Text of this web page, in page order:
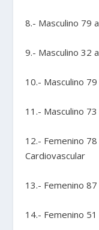
8.- Masculino 79
9.- Masculino 32
10.- Masculino
11.- Masculino
12.- Femenino
Cardiovascular
13.- Femenino
14.- Femenino